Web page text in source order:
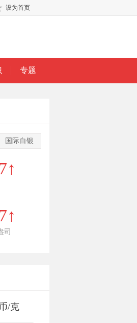
设为首页
专题
国际白银
司
/克